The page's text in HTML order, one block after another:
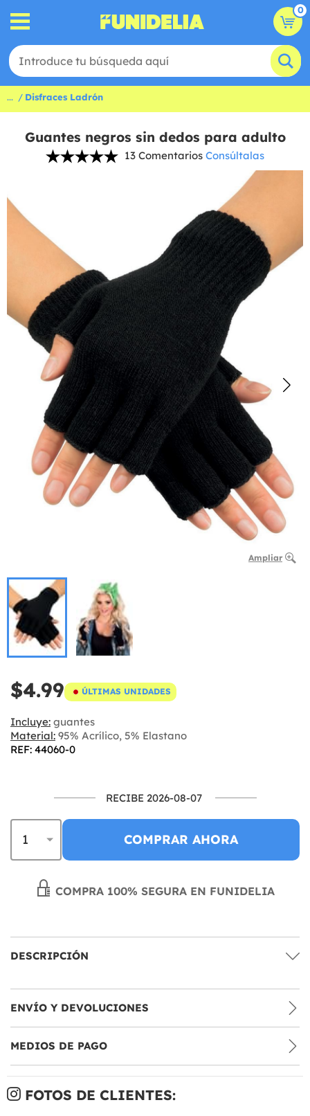
0
... Disfraces Ladrón
Guantes negros sin dedos para adulto
13 Comentarios Consúltalas
Ampliar
$4.99 ÚLTIMAS UNIDADES
Incluye: guantes
Material: 95% Acrílico, 5% Elastano
REF: 44060-0
RECIBE 2026-08-07
COMPRAR AHORA
COMPRA 100% SEGURA EN FUNIDELIA
DESCRIPCIÓN
ENVÍO Y DEVOLUCIONES
MEDIOS DE PAGO
FOTOS DE CLIENTES: